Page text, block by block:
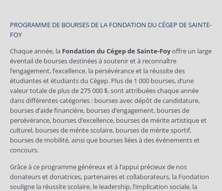
PROGRAMME DE BOURSES DE LA FONDATION DU CÉGEP DE SAINTE-
FOY
Chaque année, la Fondation du Cégep de Sainte-Foyoffre un large
éventail de bourses destinées à soutenir et à reconnaître
l’engagement, l’excellence, la persévérance et la réussite des
étudiantes et étudiants du Cégep. Plus de 1 000 bourses, d’une
valeur totale de plus de 275 000 $, sont attribuées chaque année
dans différentes catégories : bourses avec dépôt de candidature,
bourses d’aide financière, bourses d’engagement, bourses de
persévérance, bourses d’excellence, bourses de mérite artistique et
culturel, bourses de mérite scolaire, bourses de mérite sportif,
bourses de mobilité, ainsi que bourses liées à des événements et
concours.
Grâce à ce programme généreux et à l’appui précieux de nos
donateurs et donatrices, partenaires et collaborateurs, la Fondation
souligne la réussite scolaire, le leadership, l’implication sociale, la